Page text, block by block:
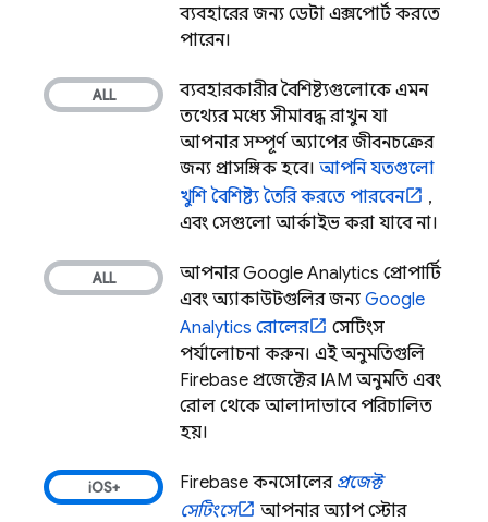
ব্যবহারের জন্য ডেটা এক্সপোর্ট করতে
পারেন।
ব্যবহারকারীর বৈশিষ্ট্যগুলোকে এমন
তথ্যের মধ্যে সীমাবদ্ধ রাখুন যা
আপনার সম্পূর্ণ অ্যাপের জীবনচক্রের
জন্য প্রাসঙ্গিক হবে। আপনি যতগুলো
খুশি বৈশিষ্ট্য তৈরি করতে পারবেন
,
এবং সেগুলো আর্কাইভ করা যাবে না।
আপনারGoogle Analytics প্রোপার্টি
এবং অ্যাকাউন্টগুলির জন্য Google
Analytics রোলের
সেটিংস
পর্যালোচনা করুন। এই অনুমতিগুলি
Firebase প্রজেক্টের IAM অনুমতি এবং
রোল থেকে আলাদাভাবে পরিচালিত
হয়।
Firebase কনসোলের প্রজেক্ট
সেটিংসে
আপনার অ্যাপ স্টোর